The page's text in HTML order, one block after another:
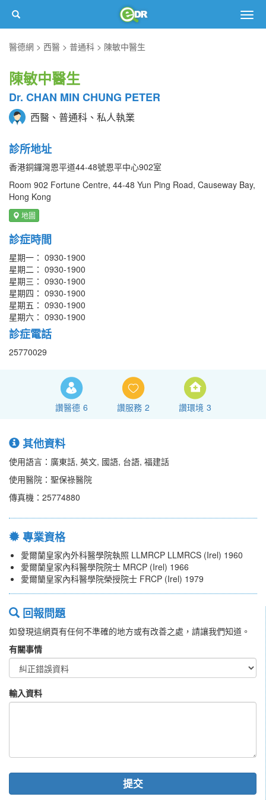
醫德網
西醫 普通科 陳敏中醫生
陳敏中醫生
Dr. CHAN MIN CHUNG PETER
西醫、普通科、私人執業
診所地址
香港銅鑼灣恩平道44-48號恩平中心902室
Room 902 Fortune Centre, 44-48 Yun Ping Road, Causeway Bay,
Hong Kong
地圖
診症時間
星期一： 0930-1900
星期二： 0930-1900
星期三： 0930-1900
星期四： 0930-1900
星期五： 0930-1900
星期六： 0930-1900
診症電話
25770029
讚醫德 6 讚服務 2 讚環境 3
其他資料
使用語言：廣東話, 英文, 國語, 台語, 福建話
使用醫院：聖保祿醫院
傳真機：25774880
專業資格
愛爾蘭皇家內外科醫學院執照 LLMRCP LLMRCS (Irel) 1960
愛爾蘭皇家內科醫學院院士 MRCP (Irel) 1966
愛爾籣皇家內科醫學院榮授院士 FRCP (Irel) 1979
回報問題
如發現這網頁有任何不準確的地方或有改善之處，請讓我們知道。
有關事情
輸入資料
提交